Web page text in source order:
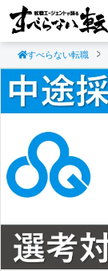
すべらない転職